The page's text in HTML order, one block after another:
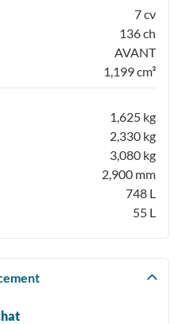
7 cv
136 ch
AVANT
1,199 cm³
1,625 kg
2,330 kg
3,080 kg
2,900 mm
748 L
55 L